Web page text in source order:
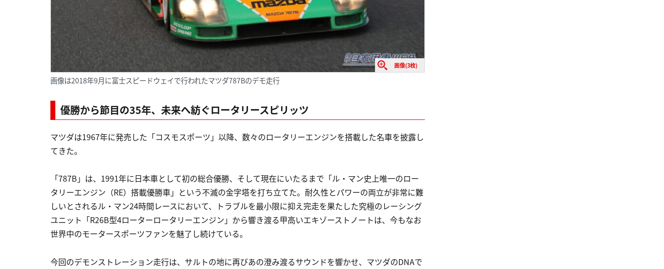
画像(3枚)
画像は2018年9月に富士スピードウェイで行われたマツダ787Bのデモ走行
優勝から節目の35年、未来へ紡ぐロータリースピリッツ
マツダは1967年に発売した「コスモスポーツ」以降、数々のロータリーエンジンを搭載した名車を披露し
てきた。
「787B」は、1991年に日本車として初の総合優勝、そして現在にいたるまで「ル・マン史上唯一のロー
タリーエンジン（RE）搭載優勝車」という不滅の金字塔を打ち立てた。耐久性とパワーの両立が非常に難
しいとされるル・マン24時間レースにおいて、トラブルを最小限に抑え完走を果たした究極のレーシング
ユニット「R26B型4ローターロータリーエンジン」から響き渡る甲高いエキゾーストノートは、今もなお
世界中のモータースポーツファンを魅了し続けている。
今回のデモンストレーション走行は、サルトの地に再びあの澄み渡るサウンドを響かせ、マツダのDNAで